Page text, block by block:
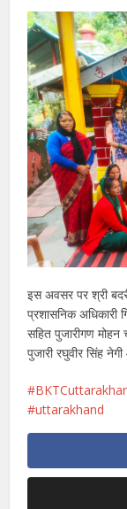
इस अवसर पर श्री
प्रशासनिक अधिकारी
सहित पुजारीगण
पुजारी रघुवीर सिंह
uttarakhand